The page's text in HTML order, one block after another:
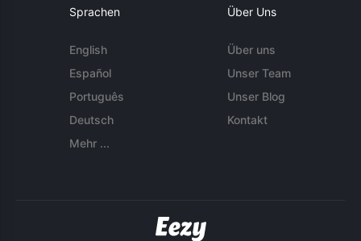
Sprachen
English
Español
Português
Deutsch
Mehr ...
Über Uns
Über uns
Unser Team
Unser Blog
Kontakt